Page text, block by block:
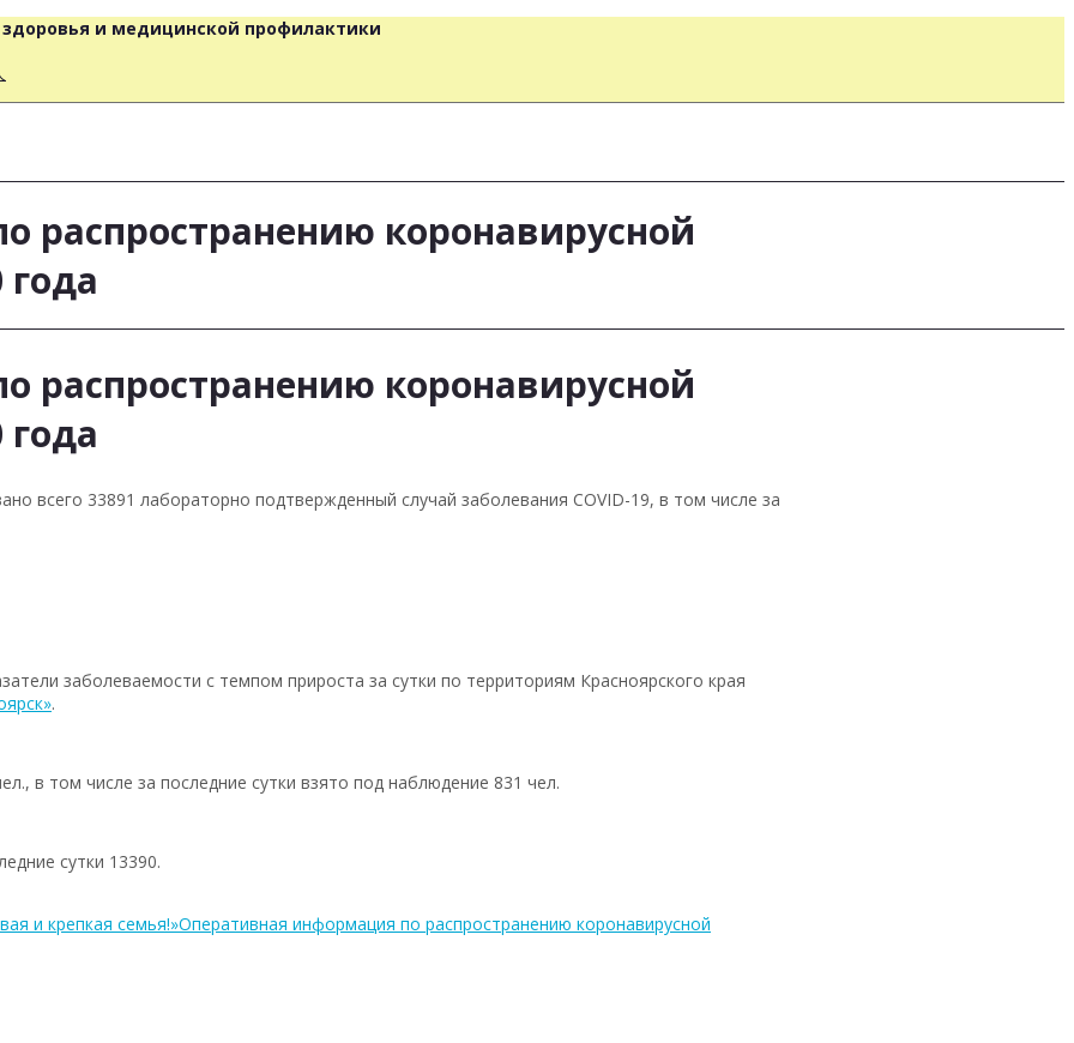
и медицинской профилактики
распространению коронавирусной
распространению коронавирусной
всего 33891 лабораторно подтвержденный случай заболевания COVID-19, в том числе за
заболеваемости с темпом прироста за сутки по территориям Красноярского края
.
в том числе за последние сутки взято под наблюдение 831 чел.
сутки 13390.
и крепкая семья!»Оперативная информация по распространению коронавирусной